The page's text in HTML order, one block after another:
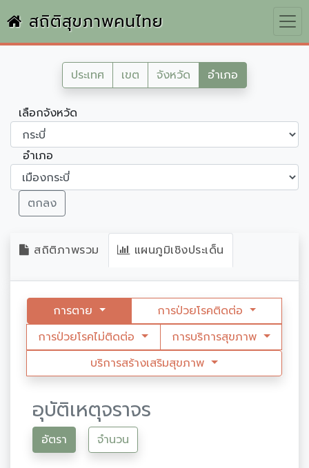
สถิติสุขภาพคนไทย
ประเทศ เขต จังหวัด อำเภอ
เลือกจังหวัด
อำเภอ
ตกลง
สถิติภาพรวม แผนภูมิเชิงประเด็น
การตาย
การป่วยโรคติดต่อ
การป่วยโรคไม่ติดต่อ
การบริการสุขภาพ
บริการสร้างเสริมสุขภาพ
อุบัติเหตุจราจร
อัตรา จำนวน